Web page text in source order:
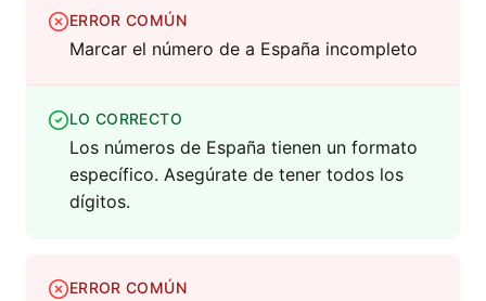
ERROR COMÚN
Marcar el número de a España incompleto
LO CORRECTO
Los números de España tienen un formato
específico. Asegúrate de tener todos los
dígitos.
ERROR COMÚN